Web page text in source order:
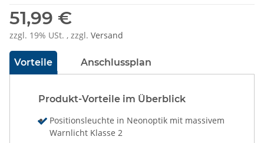
51,99 €
zzgl. 19% USt. , zzgl. Versand
Vorteile Anschlussplan
Produkt-Vorteile im Überblick
Positionsleuchte in Neonoptik mit massivem
Warnlicht Klasse 2